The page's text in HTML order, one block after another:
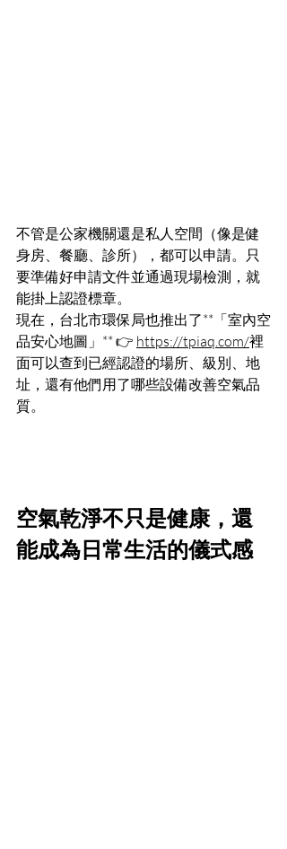
不管是公家機關還是私人空間（像是健
身房、餐廳、診所），都可以申請。只
要準備好申請文件並通過現場檢測，就
能掛上認證標章。
現在，台北市環保局也推出了**「室內空
品安心地圖」** 👉 https://tpiaq.com/裡
面可以查到已經認證的場所、級別、地
址，還有他們用了哪些設備改善空氣品
質。
空氣乾淨不只是健康，還
能成為日常生活的儀式感